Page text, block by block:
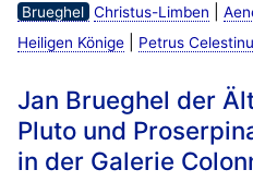
Brueghel Christus-Limben
Heiligen Könige| Petrus
Jan Brueghel der
Pluto und
in der Galerie